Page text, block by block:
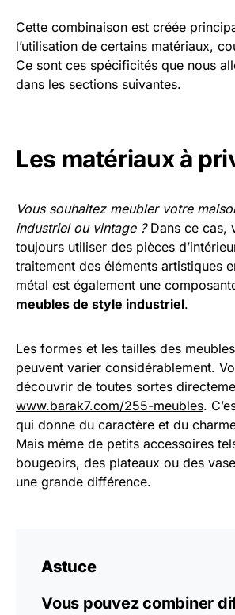
Cette combinaison est créée
l’utilisation de certains matériaux,
Ce sont ces spécificités que nous
dans les sections suivantes.
Les matériaux à
Vous souhaitez meubler votre
industriel ou vintage ?Dans ce cas,
toujours utiliser des pièces
traitement des éléments artistiques
métal est également une
meubles de style industriel.
Les formes et les tailles des
peuvent varier considérablement.
découvrir de toutes sortes
www.barak7.com/255-meubles.
qui donne du caractère et du
Mais même de petits accessoires
bougeoirs, des plateaux ou des
une grande différence.
Astuce
Vous pouvez combiner